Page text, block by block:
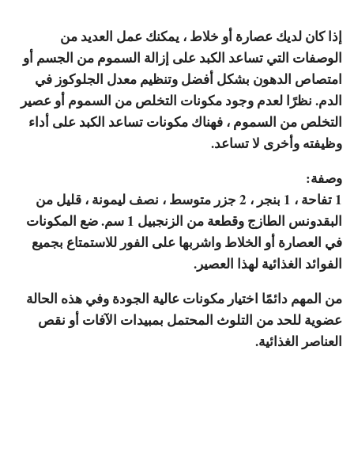
إذا كان لديك عصارة أو خلاط ، يمكنك عمل العديد من
الوصفات التي تساعد الكبد على إزالة السموم من الجسم أو
امتصاص الدهون بشكل أفضل وتنظيم معدل الجلوكوز في
الدم. نظرًا لعدم وجود مكونات التخلص من السموم أو عصير
التخلص من السموم ، فهناك مكونات تساعد الكبد على أداء
وظيفته وأخرى لا تساعد.
وصفة:
1 تفاحة ، 1 بنجر ، 2 جزر متوسط ​​، نصف ليمونة ، قليل من
البقدونس الطازج وقطعة من الزنجبيل 1 سم. ضع المكونات
في العصارة أو الخلاط واشربها على الفور للاستمتاع بجميع
الفوائد الغذائية لهذا العصير.
من المهم دائمًا اختيار مكونات عالية الجودة وفي هذه الحالة
عضوية للحد من التلوث المحتمل بمبيدات الآفات أو نقص
العناصر الغذائية.